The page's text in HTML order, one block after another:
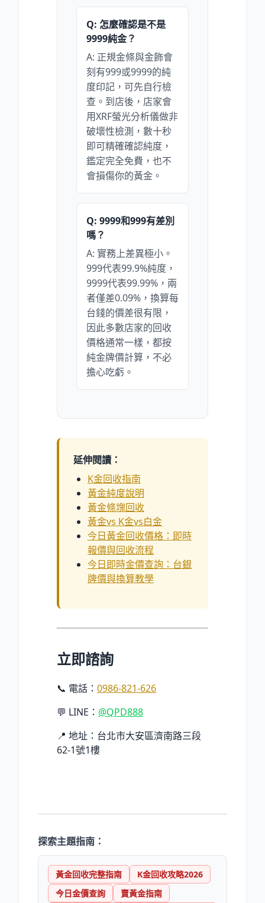
Q: 怎麼確認是不是
9999純金？
A: 正規金條與金飾會
刻有999或9999的純
度印記，可先自行檢
查。到店後，店家會
用XRF螢光分析儀做非
破壞性檢測，數十秒
即可精確確認純度，
鑑定完全免費，也不
會損傷你的黃金。
Q: 9999和999有差別
嗎？
A: 實務上差異極小。
999代表99.9%純度，
9999代表99.99%，兩
者僅差0.09%，換算每
台錢的價差很有限，
因此多數店家的回收
價格通常一樣，都按
純金牌價計算，不必
擔心吃虧。
延伸閱讀：
K金回收指南
黃金純度說明
黃金條塊回收
黃金vs K金vs白金
今日黃金回收價格：即時
報價與回收流程
今日即時金價查詢：台銀
牌價與換算教學
立即諮詢
📞 電話： 0986-821-626
💬 LINE： @QPD888
📍 地址：台北市大安區濟南路三段
62-1號1樓
探索主題指南：
黃金回收完整指南
K金回收攻略2026
今日金價查詢
賣黃金指南